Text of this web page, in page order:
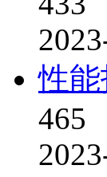
性
465